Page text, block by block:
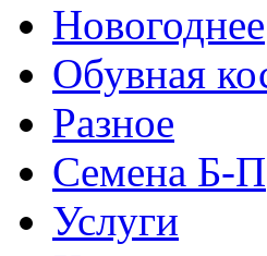
Новогоднее
Обувная
Разное
Семена Б-П
Услуги